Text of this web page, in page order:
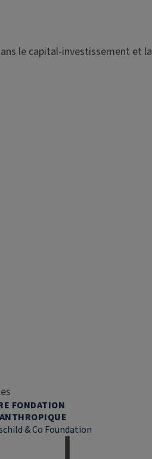
le capital-investissement et la
FONDATION
& Co Foundation